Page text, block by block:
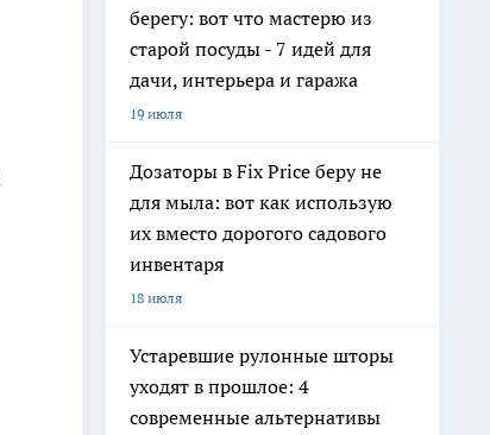
берегу: вот что мастерю из
старой посуды - 7 идей для
дачи, интерьера и гаража
19 июля
Дозаторы в Fix Price беру не
для мыла: вот как использую
их вместо дорогого садового
инвентаря
18 июля
Устаревшие рулонные шторы
уходят в прошлое: 4
современные альтернативы